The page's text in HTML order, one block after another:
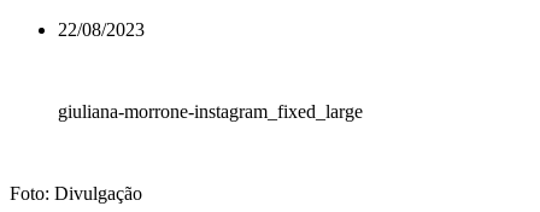
22/08/2023
giuliana-morrone-instagram_fixed_large
Foto: Divulgação